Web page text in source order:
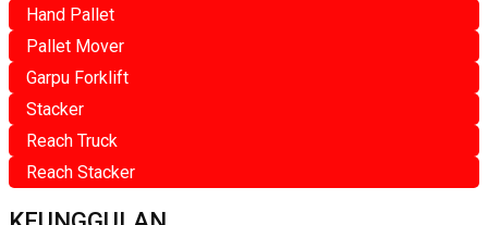
Hand Pallet
Pallet Mover
Garpu Forklift
Stacker
Reach Truck
Reach Stacker